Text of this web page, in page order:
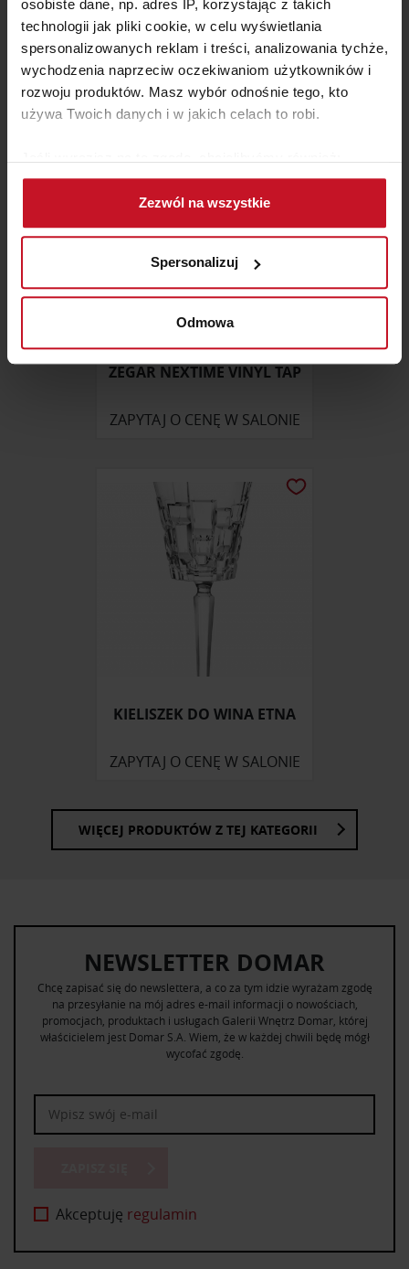
osobiste dane, np. adres IP, korzystając z takich
technologii jak pliki cookie, w celu wyświetlania
spersonalizowanych reklam i treści, analizowania tychże,
wychodzenia naprzeciw oczekiwaniom użytkowników i
rozwoju produktów. Masz wybór odnośnie tego, kto
używa Twoich danych i w jakich celach to robi.
Gromadzić dane dotyczące Twojej lokalizacji
geograficznej z dokładnością nawet do kilku metrów
Identyfikować Twoje urządzenie, aktywnie
(fingerprinting, czyli wirtualny odcisk palca)
Dowiedz się więcej odnośnie tego, jak Twoje osobiste
dane są przetwarzane oraz ustaw własne preferencje w
zmienić lub wycofać swoją zgodę w dowolnej chwili.
i reklam, aby oferować funkcje społecznościowe i
społecznościowym, reklamowym i analitycznym.
Partnerzy mogą połączyć te informacje z innymi danymi
otrzymanymi od Ciebie lub uzyskanymi podczas
korzystania z ich usług.
Zezwól na wszystkie
Spersonalizuj
Odmowa
LUSTRO EUFORIA
ZAPYTAJ O CENĘ W SALONIE
ZEGAR NEXTIME VINYL TAP
ZAPYTAJ O CENĘ W SALONIE
KIELISZEK DO WINA ETNA
ZAPYTAJ O CENĘ W SALONIE
WIĘCEJ PRODUKTÓW Z TEJ KATEGORII
NEWSLETTER DOMAR
Chcę zapisać się do newslettera, a co za tym idzie wyrażam zgodę
na przesyłanie na mój adres e-mail informacji o nowościach,
promocjach, produktach i usługach Galerii Wnętrz Domar, której
właścicielem jest Domar S.A. Wiem, że w każdej chwili będę mógł
wycofać zgodę.
Akceptuję regulamin